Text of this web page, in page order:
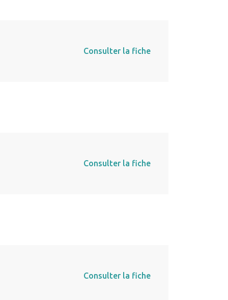
Consulter la fiche
Consulter la fiche
Consulter la fiche